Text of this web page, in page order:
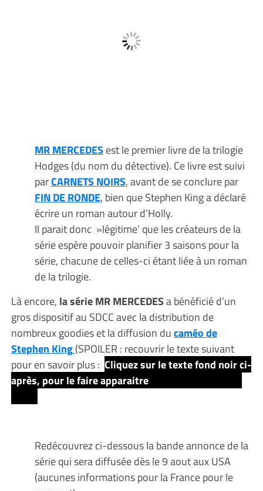
MR MERCEDESest le premier livre de la trilogie
Hodges (du nom du détective). Ce livre est suivi
parCARNETS NOIRS, avant de se conclure par
FIN DE RONDE, bien que Stephen King a déclaré
écrire un roman autour d’Holly.
Il parait donc »légitime’ que les créateurs de la
série espère pouvoir planifier 3 saisons pour la
série, chacune de celles-ci étant liée à un roman
de la trilogie.
Là encore, la série MR MERCEDESa bénéficié d’un
gros dispositif au SDCC avec la distribution de
nombreux goodies et la diffusion ducaméo de
Stephen King(SPOILER : recouvrir le texte suivant
pour en savoir plus : Cliquez sur le texte fond noir ci-
après, pour le faire apparaitrequi sera recouvert de
Redécouvrez ci-dessous la bande annonce de la
série qui sera diffusée dès le 9 aout aux USA
(aucunes informations pour la France pour le